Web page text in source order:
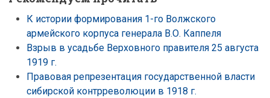
К истории формирования 1-го Волжского
армейского корпуса генерала В.О. Каппеля
Взрыв в усадьбе Верховного правителя 25 августа
1919 г.
Правовая репрезентация государственной власти
сибирской контрреволюции в 1918 г.